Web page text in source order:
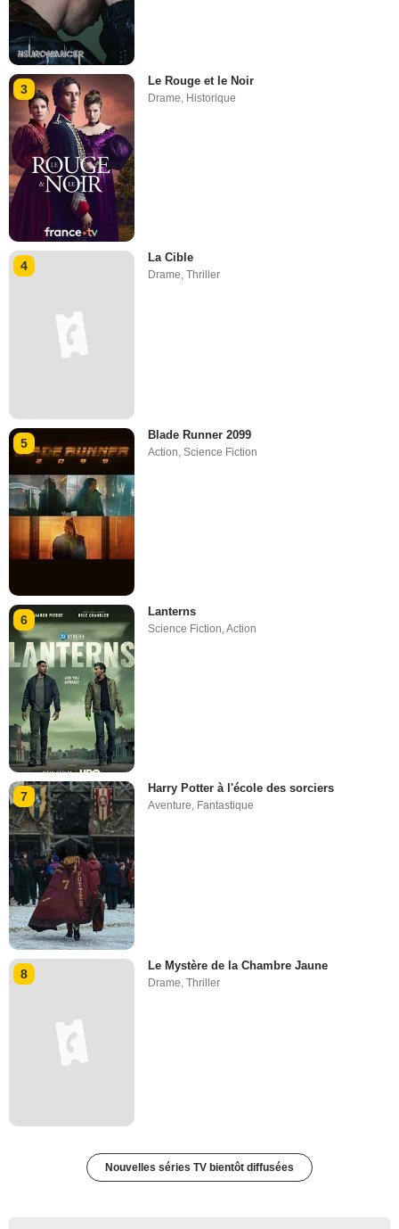
3
Le Rouge et le Noir
Drame, Historique
4
La Cible
Drame,Thriller
5
Blade Runner 2099
Action ,Science Fiction
6
Lanterns
Science Fiction,Action
7
Harry Potter à l'école des sorciers
Aventure, Fantastique
8
Le Mystère de la Chambre Jaune
Drame ,Thriller
Nouvelles séries TV bientôt diffusées